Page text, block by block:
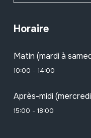
Horaire
Matin (mardi à
10:00 - 14:00
Après-midi
15:00 - 18:00